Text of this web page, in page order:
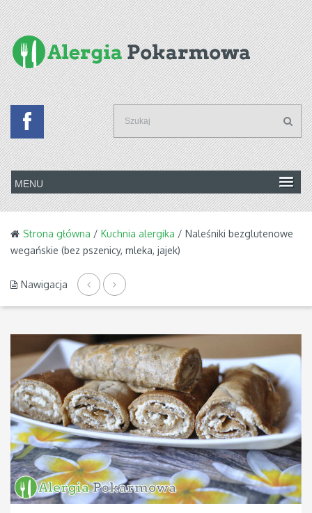
Strona główna / Kuchnia alergika / Naleśniki bezglutenowe
wegańskie (bez pszenicy, mleka, jajek)
Nawigacja